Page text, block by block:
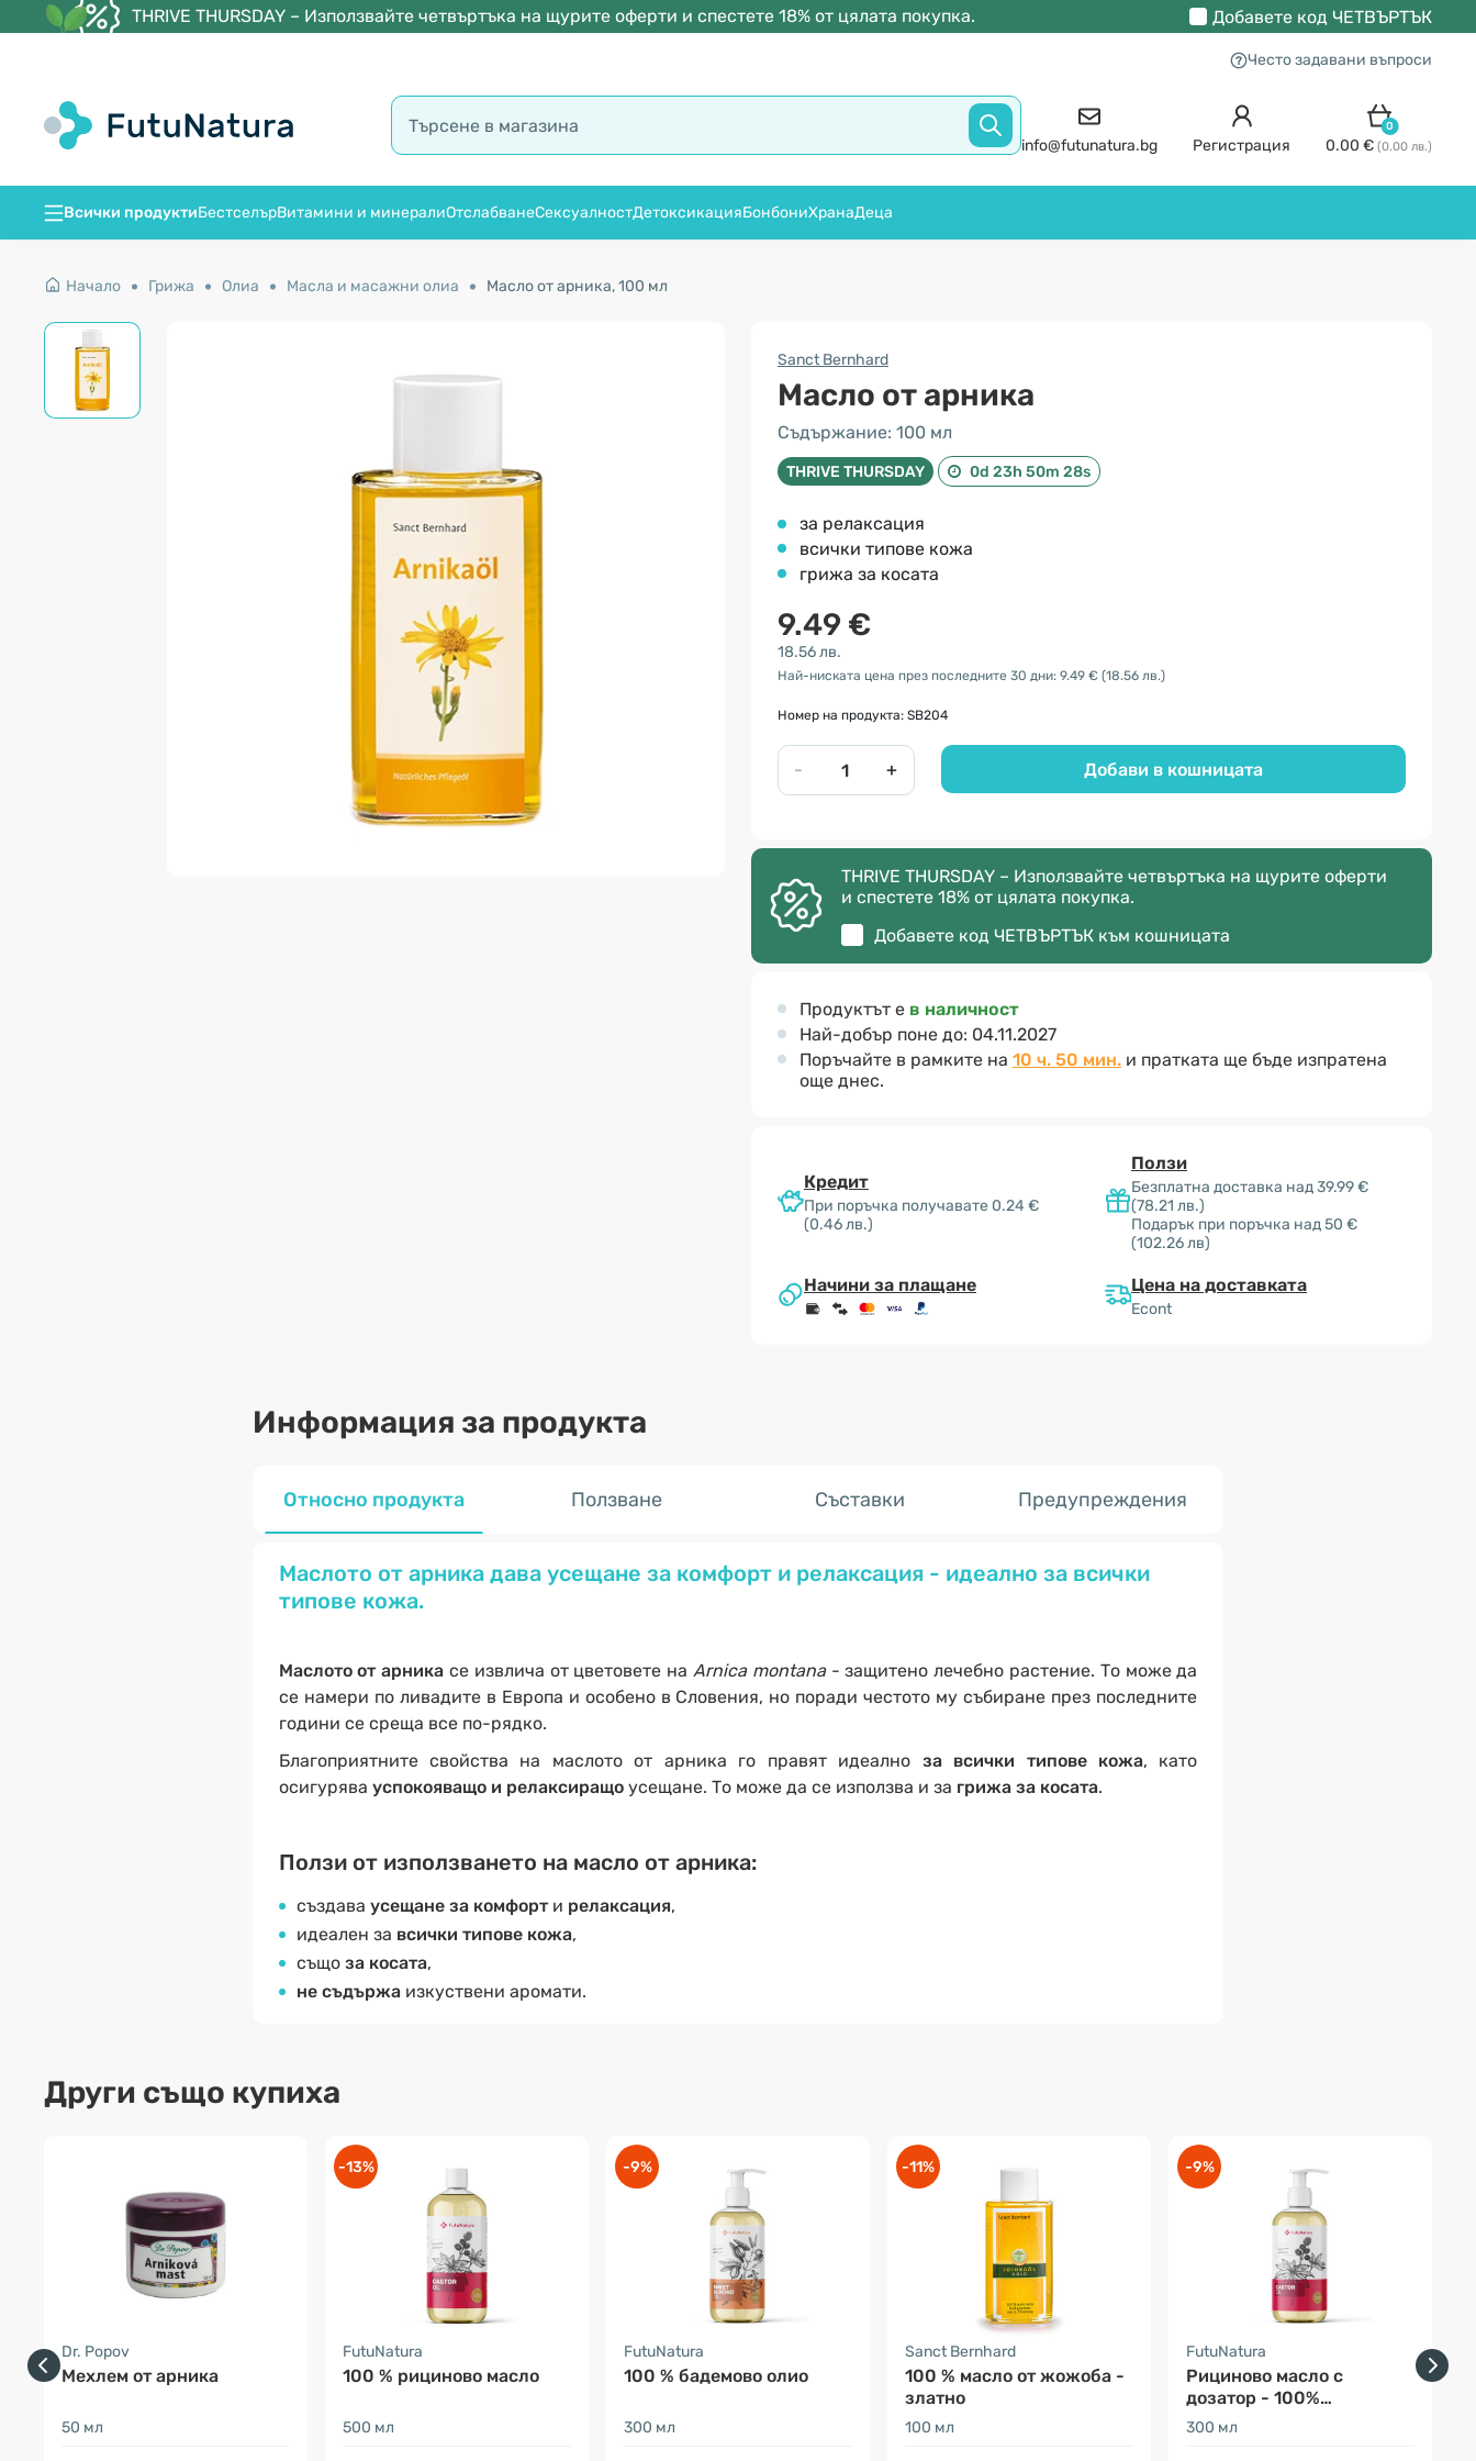
THRIVE THURSDAY – Използвайте четвъртъка на щурите оферти и спестете 18% от цялата покупка. Добавете код ЧЕТВЪРТЪК
Често задавани въпроси
info@futunatura.bg Регистрация
0
0.00 € (0.00 лв.)
Всички продуктиБестселърВитамини и минералиОтслабванеСексуалностДетоксикацияБонбониХранаДеца
Начало Грижа Олиа Масла и масажни олиа Масло от арника, 100 мл
Sanct Bernhard
Масло от арника
Съдържание: 100 мл
THRIVE THURSDAY 0d 23h 50m 27s
за релаксация
всички типове кожа
грижа за косата
9.49 €
18.56 лв.
Най-ниската цена през последните 30 дни: 9.49 € (18.56 лв.)
Номер на продукта: SB204
- + Добави в кошницата
THRIVE THURSDAY – Използвайте четвъртъка на щурите оферти
и спестете 18% от цялата покупка.
Добавете код ЧЕТВЪРТЪК към кошницата
Продуктът е в наличност
Най-добър поне до: 04.11.2027
Поръчайте в рамките на 10 ч. 50 мин. и пратката ще бъде изпратена
още днес.
Кредит
При поръчка получавате 0.24 €
(0.46 лв.)
Ползи
Безплатна доставка над 39.99 €
(78.21 лв.)
Подарък при поръчка над 50 €
(102.26 лв)
Начини за плащане Цена на доставката
Econt
Информация за продукта
Относно продукта Ползване Съставки Предупреждения
Маслото от арника дава усещане за комфорт и релаксация - идеално за всички
типове кожа.
Маслото от арника се извлича от цветовете наArnica montana- защитено лечебно растение. То може да
се намери по ливадите в Европа и особено в Словения, но поради честото му събиране през последните
години се среща все по-рядко.
Благоприятните свойства на маслото от арника го правят идеално за всички типове кожа, като
осигурява успокояващо и релаксиращоусещане. То може да се използва и за грижа за косата.
Ползи от използването на масло от арника:
създава усещане за комфорти релаксация,
идеален за всички типове кожа,
също за косата,
не съдържаизкуствени аромати.
Други също купиха
Dr. Popov
Мехлем от арника
50 мл
-13%
FutuNatura
100 % рициново масло
500 мл
-9%
FutuNatura
100 % бадемово олио
300 мл
-11%
Sanct Bernhard
100 % масло от жожоба -
златно
100 мл
-9%
FutuNatura
Рициново масло с
дозатор - 100%
натурално
300 мл